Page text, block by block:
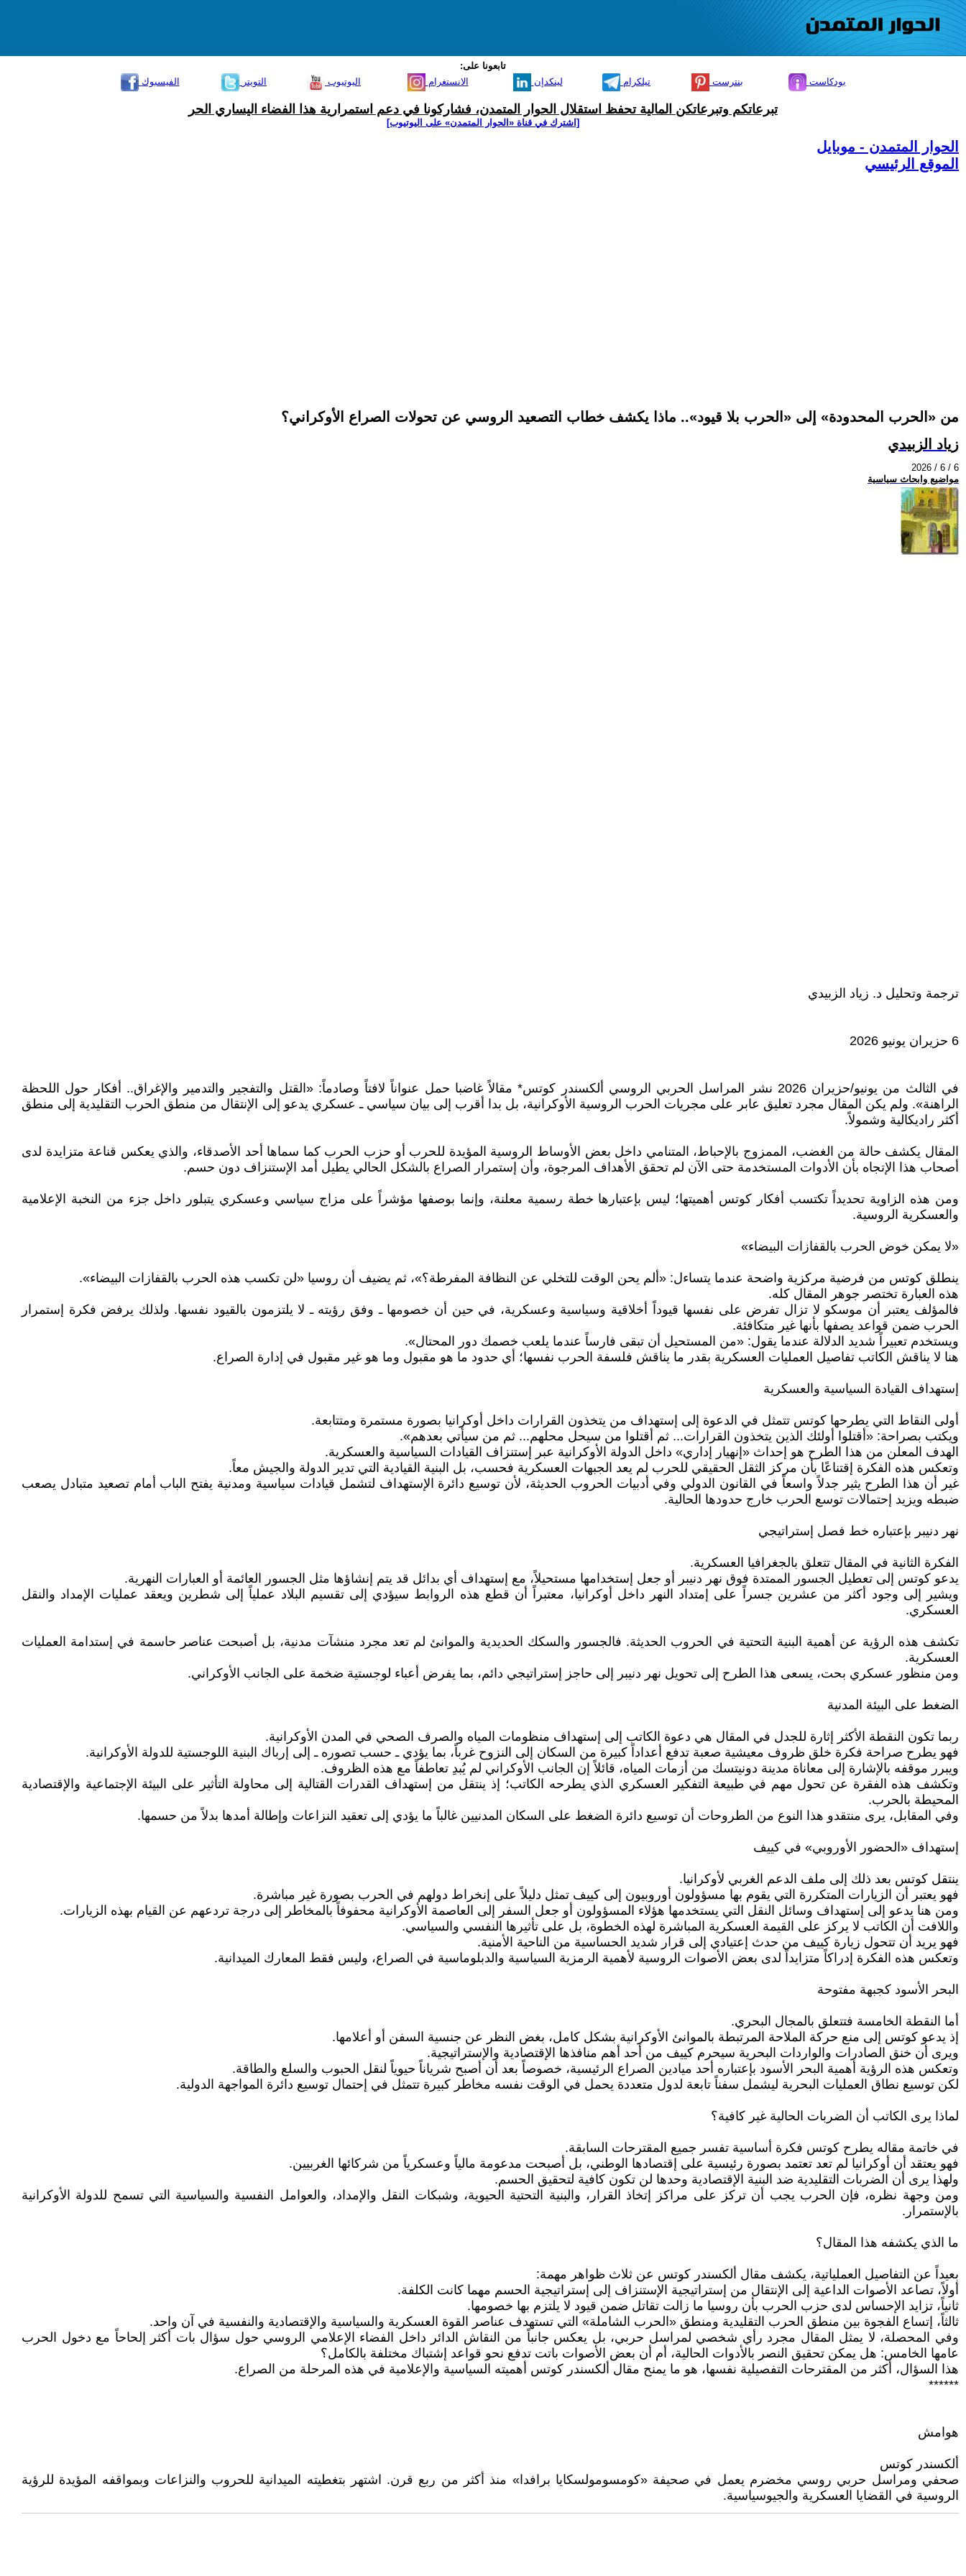
تابعونا على:
الفيسبوك
التويتر اليوتيوب الانستغرام لينكدإن تيلكرام بنترست بودكاست
تبرعاتكم وتبرعاتكن المالية تحفظ استقلال الحوار المتمدن، فشاركونا في دعم استمرارية هذا الفضاء اليساري الحر
[اشترك في قناة ‫«الحوار المتمدن» على اليوتيوب]
الحوار المتمدن - موبايل
الموقع الرئيسي
من «الحرب المحدودة» إلى «الحرب بلا قيود».. ماذا يكشف خطاب التصعيد الروسي عن تحولات الصراع الأوكراني؟
زياد الزبيدي
2026 / 6 / 6
مواضيع وابحاث سياسية
ترجمة وتحليل د. زياد الزبيدي
6 حزيران يونيو 2026
في الثالث من يونيو/حزيران 2026 نشر المراسل الحربي الروسي ألكسندر كوتس* مقالاً غاضبا حمل عنواناً لافتاً وصادماً: «القتل والتفجير والتدمير والإغراق.. أفكار حول اللحظة
الراهنة». ولم يكن المقال مجرد تعليق عابر على مجريات الحرب الروسية الأوكرانية، بل بدا أقرب إلى بيان سياسي ـ عسكري يدعو إلى الإنتقال من منطق الحرب التقليدية إلى منطق
أكثر راديكالية وشمولاً.
المقال يكشف حالة من الغضب، الممزوج بالإحباط، المتنامي داخل بعض الأوساط الروسية المؤيدة للحرب أو حزب الحرب كما سماها أحد الأصدقاء، والذي يعكس قناعة متزايدة لدى
أصحاب هذا الإتجاه بأن الأدوات المستخدمة حتى الآن لم تحقق الأهداف المرجوة، وأن إستمرار الصراع بالشكل الحالي يطيل أمد الإستنزاف دون حسم.
ومن هذه الزاوية تحديداً تكتسب أفكار كوتس أهميتها؛ ليس بإعتبارها خطة رسمية معلنة، وإنما بوصفها مؤشراً على مزاج سياسي وعسكري يتبلور داخل جزء من النخبة الإعلامية
والعسكرية الروسية.
«لا يمكن خوض الحرب بالقفازات البيضاء»
ينطلق كوتس من فرضية مركزية واضحة عندما يتساءل: «ألم يحن الوقت للتخلي عن النظافة المفرطة؟»، ثم يضيف أن روسيا «لن تكسب هذه الحرب بالقفازات البيضاء».
هذه العبارة تختصر جوهر المقال كله.
فالمؤلف يعتبر أن موسكو لا تزال تفرض على نفسها قيوداً أخلاقية وسياسية وعسكرية، في حين أن خصومها ـ وفق رؤيته ـ لا يلتزمون بالقيود نفسها. ولذلك يرفض فكرة إستمرار
الحرب ضمن قواعد يصفها بأنها غير متكافئة.
ويستخدم تعبيراً شديد الدلالة عندما يقول: «من المستحيل أن تبقى فارساً عندما يلعب خصمك دور المحتال».
هنا لا يناقش الكاتب تفاصيل العمليات العسكرية بقدر ما يناقش فلسفة الحرب نفسها؛ أي حدود ما هو مقبول وما هو غير مقبول في إدارة الصراع.
إستهداف القيادة السياسية والعسكرية
أولى النقاط التي يطرحها كوتس تتمثل في الدعوة إلى إستهداف من يتخذون القرارات داخل أوكرانيا بصورة مستمرة ومتتابعة.
ويكتب بصراحة: «أقتلوا أولئك الذين يتخذون القرارات... ثم أقتلوا من سيحل محلهم... ثم من سيأتي بعدهم».
الهدف المعلن من هذا الطرح هو إحداث «إنهيار إداري» داخل الدولة الأوكرانية عبر إستنزاف القيادات السياسية والعسكرية.
وتعكس هذه الفكرة إقتناعًا بأن مركز الثقل الحقيقي للحرب لم يعد الجبهات العسكرية فحسب، بل البنية القيادية التي تدير الدولة والجيش معاً.
غير أن هذا الطرح يثير جدلاً واسعاً في القانون الدولي وفي أدبيات الحروب الحديثة، لأن توسيع دائرة الإستهداف لتشمل قيادات سياسية ومدنية يفتح الباب أمام تصعيد متبادل يصعب
ضبطه ويزيد إحتمالات توسع الحرب خارج حدودها الحالية.
نهر دنيبر بإعتباره خط فصل إستراتيجي
الفكرة الثانية في المقال تتعلق بالجغرافيا العسكرية.
يدعو كوتس إلى تعطيل الجسور الممتدة فوق نهر دنيبر أو جعل إستخدامها مستحيلاً، مع إستهداف أي بدائل قد يتم إنشاؤها مثل الجسور العائمة أو العبارات النهرية.
ويشير إلى وجود أكثر من عشرين جسراً على إمتداد النهر داخل أوكرانيا، معتبراً أن قطع هذه الروابط سيؤدي إلى تقسيم البلاد عملياً إلى شطرين ويعقد عمليات الإمداد والنقل
العسكري.
تكشف هذه الرؤية عن أهمية البنية التحتية في الحروب الحديثة. فالجسور والسكك الحديدية والموانئ لم تعد مجرد منشآت مدنية، بل أصبحت عناصر حاسمة في إستدامة العمليات
العسكرية.
ومن منظور عسكري بحت، يسعى هذا الطرح إلى تحويل نهر دنيبر إلى حاجز إستراتيجي دائم، بما يفرض أعباء لوجستية ضخمة على الجانب الأوكراني.
الضغط على البيئة المدنية
ربما تكون النقطة الأكثر إثارة للجدل في المقال هي دعوة الكاتب إلى إستهداف منظومات المياه والصرف الصحي في المدن الأوكرانية.
فهو يطرح صراحة فكرة خلق ظروف معيشية صعبة تدفع أعداداً كبيرة من السكان إلى النزوح غرباً، بما يؤدي ـ حسب تصوره ـ إلى إرباك البنية اللوجستية للدولة الأوكرانية.
ويبرر موقفه بالإشارة إلى معاناة مدينة دونيتسك من أزمات المياه، قائلاً إن الجانب الأوكراني لم يُبدِ تعاطفاً مع هذه الظروف.
وتكشف هذه الفقرة عن تحول مهم في طبيعة التفكير العسكري الذي يطرحه الكاتب؛ إذ ينتقل من إستهداف القدرات القتالية إلى محاولة التأثير على البيئة الإجتماعية والإقتصادية
المحيطة بالحرب.
وفي المقابل، يرى منتقدو هذا النوع من الطروحات أن توسيع دائرة الضغط على السكان المدنيين غالباً ما يؤدي إلى تعقيد النزاعات وإطالة أمدها بدلاً من حسمها.
إستهداف «الحضور الأوروبي» في كييف
ينتقل كوتس بعد ذلك إلى ملف الدعم الغربي لأوكرانيا.
فهو يعتبر أن الزيارات المتكررة التي يقوم بها مسؤولون أوروبيون إلى كييف تمثل دليلاً على إنخراط دولهم في الحرب بصورة غير مباشرة.
ومن هنا يدعو إلى إستهداف وسائل النقل التي يستخدمها هؤلاء المسؤولون أو جعل السفر إلى العاصمة الأوكرانية محفوفاً بالمخاطر إلى درجة تردعهم عن القيام بهذه الزيارات.
واللافت أن الكاتب لا يركز على القيمة العسكرية المباشرة لهذه الخطوة، بل على تأثيرها النفسي والسياسي.
فهو يريد أن تتحول زيارة كييف من حدث إعتيادي إلى قرار شديد الحساسية من الناحية الأمنية.
وتعكس هذه الفكرة إدراكاً متزايداً لدى بعض الأصوات الروسية لأهمية الرمزية السياسية والدبلوماسية في الصراع، وليس فقط المعارك الميدانية.
البحر الأسود كجبهة مفتوحة
أما النقطة الخامسة فتتعلق بالمجال البحري.
إذ يدعو كوتس إلى منع حركة الملاحة المرتبطة بالموانئ الأوكرانية بشكل كامل، بغض النظر عن جنسية السفن أو أعلامها.
ويرى أن خنق الصادرات والواردات البحرية سيحرم كييف من أحد أهم منافذها الإقتصادية والإستراتيجية.
وتعكس هذه الرؤية أهمية البحر الأسود بإعتباره أحد ميادين الصراع الرئيسية، خصوصاً بعد أن أصبح شرياناً حيوياً لنقل الحبوب والسلع والطاقة.
لكن توسيع نطاق العمليات البحرية ليشمل سفناً تابعة لدول متعددة يحمل في الوقت نفسه مخاطر كبيرة تتمثل في إحتمال توسيع دائرة المواجهة الدولية.
لماذا يرى الكاتب أن الضربات الحالية غير كافية؟
في خاتمة مقاله يطرح كوتس فكرة أساسية تفسر جميع المقترحات السابقة.
فهو يعتقد أن أوكرانيا لم تعد تعتمد بصورة رئيسية على إقتصادها الوطني، بل أصبحت مدعومة مالياً وعسكرياً من شركائها الغربيين.
ولهذا يرى أن الضربات التقليدية ضد البنية الإقتصادية وحدها لن تكون كافية لتحقيق الحسم.
ومن وجهة نظره، فإن الحرب يجب أن تركز على مراكز إتخاذ القرار، والبنية التحتية الحيوية، وشبكات النقل والإمداد، والعوامل النفسية والسياسية التي تسمح للدولة الأوكرانية
بالإستمرار.
ما الذي يكشفه هذا المقال؟
بعيداً عن التفاصيل العملياتية، يكشف مقال ألكسندر كوتس عن ثلاث ظواهر مهمة:
أولاً، تصاعد الأصوات الداعية إلى الإنتقال من إستراتيجية الإستنزاف إلى إستراتيجية الحسم مهما كانت الكلفة.
ثانياً، تزايد الإحساس لدى حزب الحرب بأن روسيا ما زالت تقاتل ضمن قيود لا يلتزم بها خصومها.
ثالثاً، إتساع الفجوة بين منطق الحرب التقليدية ومنطق «الحرب الشاملة» التي تستهدف عناصر القوة العسكرية والسياسية والإقتصادية والنفسية في آن واحد.
وفي المحصلة، لا يمثل المقال مجرد رأي شخصي لمراسل حربي، بل يعكس جانباً من النقاش الدائر داخل الفضاء الإعلامي الروسي حول سؤال بات أكثر إلحاحاً مع دخول الحرب
عامها الخامس: هل يمكن تحقيق النصر بالأدوات الحالية، أم أن بعض الأصوات باتت تدفع نحو قواعد إشتباك مختلفة بالكامل؟
هذا السؤال، أكثر من المقترحات التفصيلية نفسها، هو ما يمنح مقال ألكسندر كوتس أهميته السياسية والإعلامية في هذه المرحلة من الصراع.
******
هوامش
ألكسندر كوتس
صحفي ومراسل حربي روسي مخضرم يعمل في صحيفة «كومسومولسكايا برافدا» منذ أكثر من ربع قرن. اشتهر بتغطيته الميدانية للحروب والنزاعات وبمواقفه المؤيدة للرؤية
الروسية في القضايا العسكرية والجيوسياسية.